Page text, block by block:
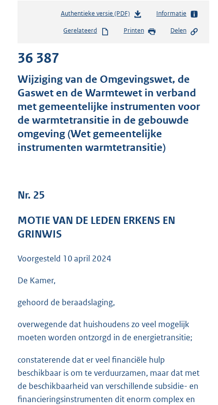
Authentieke versie (PDF)b
s
s
g
r
o
t
t
Informatie
Gerelateerd Printen Delen
36 387
Wijziging van de Omgevingswet, de
Gaswet en de Warmtewet in verband
met gemeentelijke instrumenten voor
de warmtetransitie in de gebouwde
omgeving (Wet gemeentelijke
instrumenten warmtetransitie)
Nr. 25
MOTIE VAN DE LEDEN ERKENS EN
GRINWIS
Voorgesteld 10 april 2024
De Kamer,
gehoord de beraadslaging,
overwegende dat huishoudens zo veel mogelijk
moeten worden ontzorgd in de energietransitie;
constaterende dat er veel financiële hulp
beschikbaar is om te verduurzamen, maar dat met
de beschikbaarheid van verschillende subsidie- en
financieringsinstrumenten dit enorm complex en